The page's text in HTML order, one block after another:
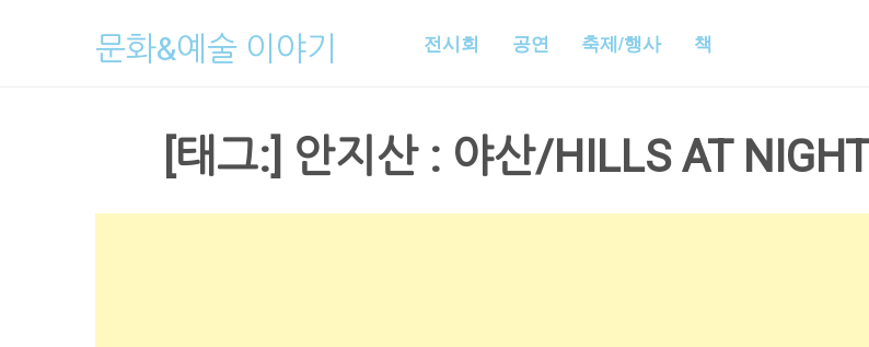
문화&예술 이야기 전시회 공연 축제/행사 책
[태그:] 안지산 : 야산/HILLS AT